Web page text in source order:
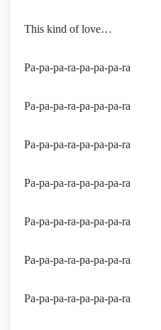
This kind of love…
Pa-pa-pa-ra-pa-pa-pa-ra
Pa-pa-pa-ra-pa-pa-pa-ra
Pa-pa-pa-ra-pa-pa-pa-ra
Pa-pa-pa-ra-pa-pa-pa-ra
Pa-pa-pa-ra-pa-pa-pa-ra
Pa-pa-pa-ra-pa-pa-pa-ra
Pa-pa-pa-ra-pa-pa-pa-ra